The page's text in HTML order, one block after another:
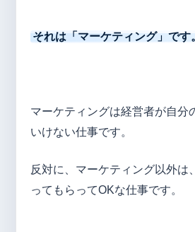
それは「マーケティング」です
マーケティングは経営者が自分
いけない仕事です。
反対に、マーケティング以外は
ってもらってOKな仕事です。